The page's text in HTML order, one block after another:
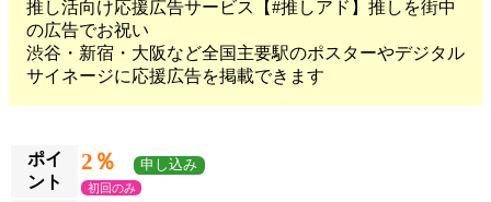
推し活向け応援広告サービス【#推しアド】推しを街中
の広告でお祝い
渋谷・新宿・大阪など全国主要駅のポスターやデジタル
サイネージに応援広告を掲載できます
ポイ
ント
2％ 申し込み
初回のみ